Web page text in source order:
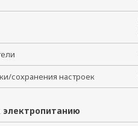
сохранения настроек
электропитанию